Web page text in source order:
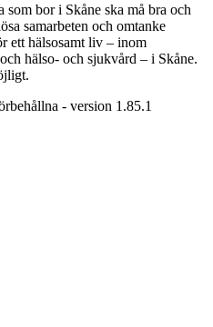
bor i Skåne ska må bra och
samarbeten och omtanke
ett hälsosamt liv – inom
hälso- och sjukvård – i Skåne.
- version 1.85.1